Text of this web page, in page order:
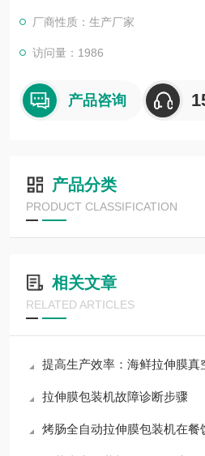
厂商性质：生产厂家
访问量：1986
产品咨询
产品分类
PRODUCT CLASSIFICATION
相关文章
RELATED ARTICLES
提高生产效率：海鲜拉伸膜真
拉伸膜包装机故障诊断步骤
烤肠全自动拉伸膜包装机在餐